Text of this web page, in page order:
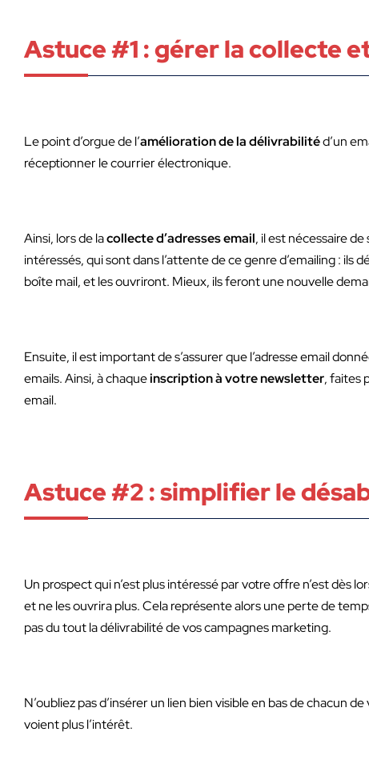
Astuce #1 : gérer la collecte
Le point d’orgue de l’amélioration de la délivrabilitéd’un
réceptionner le courrier électronique.
Ainsi, lors de lacollecte d’adresses email, il est nécessaire
intéressés, qui sont dans l’attente de ce genre d’emailing :
boîte mail, et les ouvriront. Mieux, ils feront une nouvelle
Ensuite, il est important de s’assurer que l’adresse email
emails. Ainsi, à chaqueinscription à votre newsletter, faites
email.
Astuce #2 : simplifier le
Un prospect qui n’est plus intéressé par votre offre n’est dès
et ne les ouvrira plus. Cela représente alors une perte de
pas du tout la délivrabilité de vos campagnes marketing.
N’oubliez pas d’insérer un lien bien visible en bas de chacun
voient plus l’intérêt.